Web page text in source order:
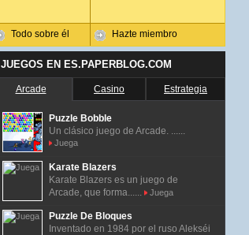
Todo sobre él Hazte miembro
JUEGOS EN ES.PAPERBLOG.COM
Arcade Casino Estrategia
Puzzle Bobble
Un clásico juego de Arcade. ......
Juega
Karate Blazers
Karate Blazers es un juego de
Arcade, que forma......
Juega
Puzzle De Bloques
Inventado en 1984 por el ruso Alekséi